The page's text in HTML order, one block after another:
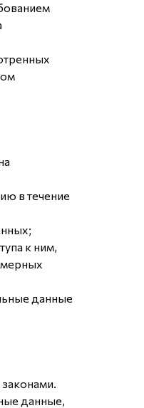
в течение
к ним,
данные
данные,